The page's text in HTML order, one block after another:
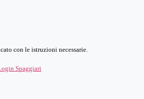
con le istruzioni necessarie.
Spaggiari